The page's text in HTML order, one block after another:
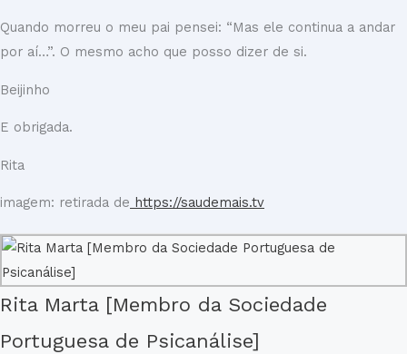
Quando morreu o meu pai pensei: “Mas ele continua a andar
por aí…”. O mesmo acho que posso dizer de si.
Beijinho
E obrigada.
Rita
imagem: retirada de https://saudemais.tv
Rita Marta [Membro da Sociedade
Portuguesa de Psicanálise]